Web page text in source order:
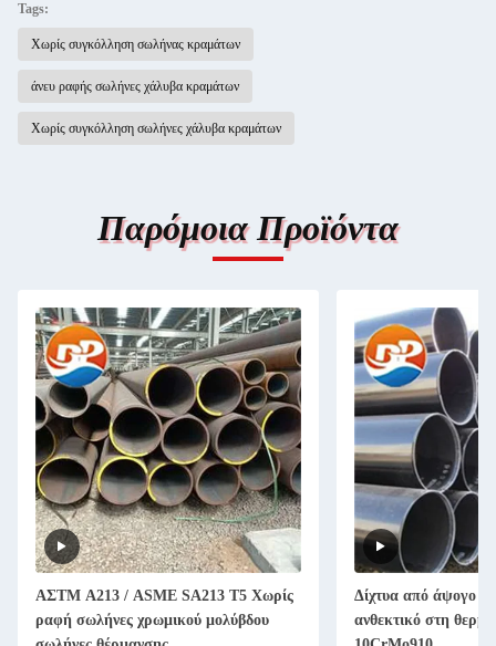
Tags:
Χωρίς συγκόλληση σωλήνας κραμάτων
άνευ ραφής σωλήνες χάλυβα κραμάτων
Χωρίς συγκόλληση σωλήνες χάλυβα κραμάτων
Παρόμοια Προϊόντα
ΑΣTM A213 / ASME SA213 T5 Χωρίς
ραφή σωλήνες χρωμικού μολύβδου
Δίχτυα από άψογο
ανθεκτικό στη